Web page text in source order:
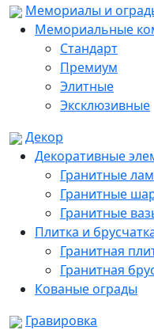
Мемориалы и
Мемориальные
Стандарт
Премиум
Элитные
Эксклюзивные
Декор
Декоративные
Гранитные
Гранитные
Гранитные
Плитка и
Гранитная
Гранитная
Кованые ограды
Гравировка